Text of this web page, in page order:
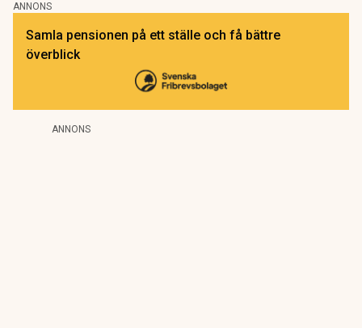
ANNONS
Samla pensionen på ett ställe och få bättre
överblick
ANNONS